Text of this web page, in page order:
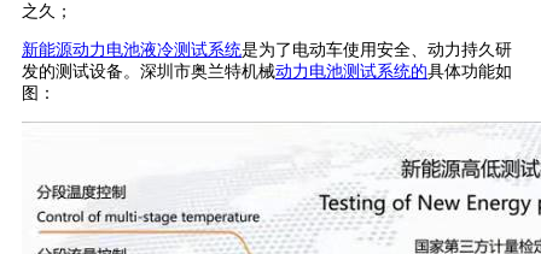
之久；
新能源动力电池液冷测试系统是为了电动车使用安全、动力持久研
发的测试设备。深圳市奥兰特机械动力电池测试系统的具体功能如
图：